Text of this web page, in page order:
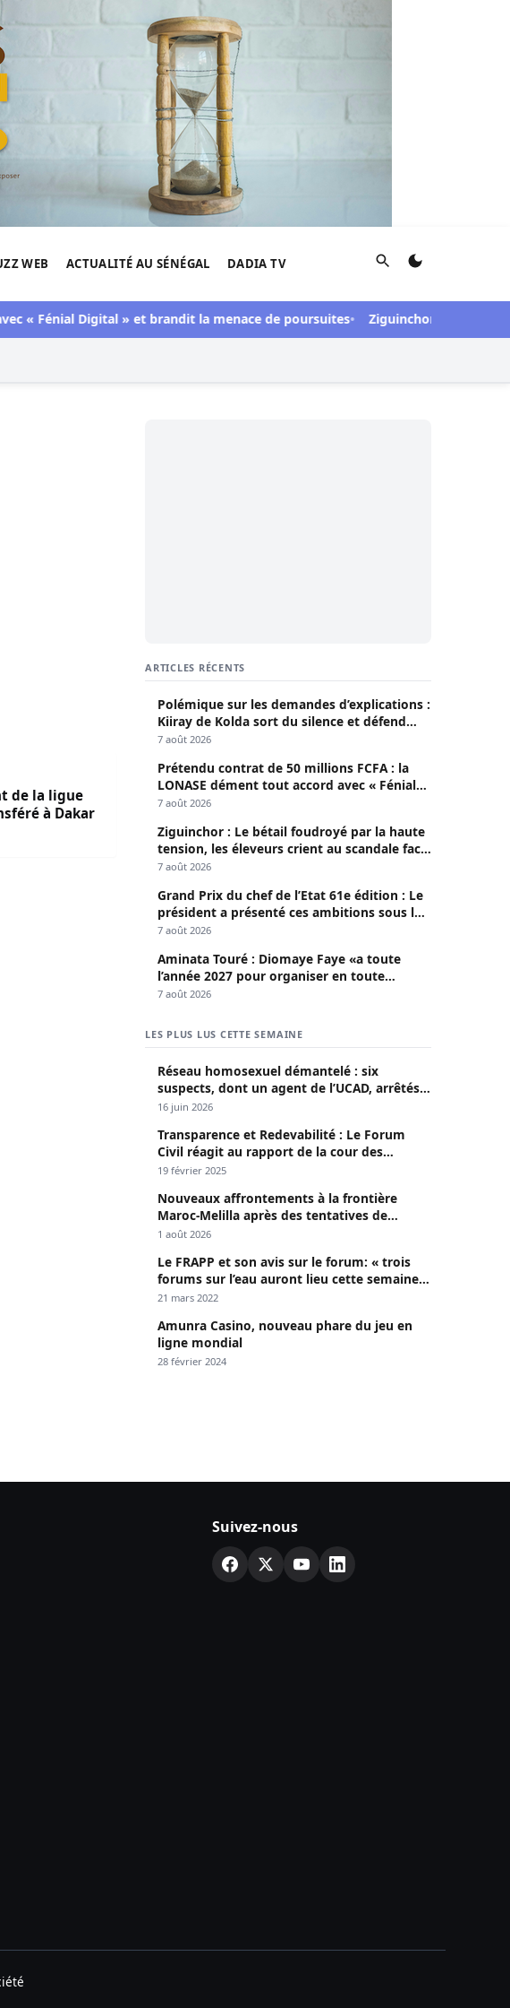
WEB ACTUALITÉ AU SÉNÉGAL DADIA TV Rechercher
Fénial Digital » et brandit la menace de poursuites Ziguinchor : Le bétail
la ligue de football de Tambacounda, transféré à Dakar
de la ligue
à Dakar
ARTICLES RÉCENTS
Polémique sur les demandes d’explications :
Kiiray de Kolda sort du silence et défend
Mamadou Lamine Dianté
7 août 2026
Prétendu contrat de 50 millions FCFA : la
LONASE dément tout accord avec « Fénial
Digital » et brandit la menace de poursuites
7 août 2026
Ziguinchor : Le bétail foudroyé par la haute
tension, les éleveurs crient au scandale face
à la Senelec
7 août 2026
Grand Prix du chef de l’Etat 61e édition : Le
président a présenté ces ambitions sous le
thème du fair-play
7 août 2026
Aminata Touré : Diomaye Faye «a toute
l’année 2027 pour organiser en toute
légalité» les élections locales
7 août 2026
LES PLUS LUS CETTE SEMAINE
Réseau homosexuel démantelé : six
suspects, dont un agent de l’UCAD, arrêtés à
Keur Massar ; l’un avoue avoir propagé le
16 juin 2026
Transparence et Redevabilité : Le Forum
Civil réagit au rapport de la cour des
comptes
19 février 2025
Nouveaux affrontements à la frontière
Maroc-Melilla après des tentatives de
passage
1 août 2026
Le FRAPP et son avis sur le forum: « trois
forums sur l’eau auront lieu cette semaine à
Dakar »
21 mars 2022
Amunra Casino, nouveau phare du jeu en
ligne mondial
28 février 2024
Suivez-nous